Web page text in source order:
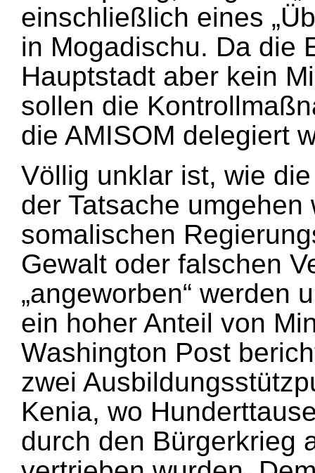
einschließlich eines
in Mogadischu. Da die
Hauptstadt aber kein
sollen die
die AMISOM delegiert
Völlig unklar ist, wie
der Tatsache
somalischen
Gewalt oder falschen
„angeworben“ werden
ein hoher Anteil von
Washington Post
zwei
Kenia, wo
durch den Bürgerkrieg